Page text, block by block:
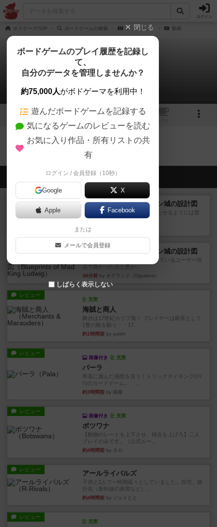
ログイン
ボドゲーマTOP ボードゲームの検索 メゾゾイック 動画
メゾゾイック
0件の動画
1
メゾゾイックのトップに戻る
会員の新しい投稿
戦略やコツ ノイシュヴァンシュタイン城の設計図
どうにも上手くあれもこれも満たせるようには置
けないので、入口の除去と入...
34分前
ノイシュヴァンシュタイン城の設計図
ボードゲームを1,000個以上持っているユーザー視
点で良かった点と悪か...
38分前 by オグランド（Oguland）
レビュー
充実
海賊と商人
舞台は17世紀カリブ海！ プレイヤーは船長として
1隻の船を駆り・・17...
約1時間前 by yuishi
レビュー
画像付き 充実
パーラ
率直に遊んだ感想を言う！トリックテイキング(ﾄﾘ
ﾃ)のカードゲーム。 ...
約3時間前 by 鳴屋
レビュー
画像付き 充実
ボツワナ
【動物のレートを上下させ、得点を上げろ】二人
プレイのみです。（公式ルー...
約4時間前 by ネロ
レビュー アールライバルズ
子供と2人で一時期延々としていました。自宅、旅
行先（新幹線の座席など）...
約4時間前 by ジェイとと
レビュー
充実
閉じる
ボードゲームのプレイ履歴を記録し
て、
自分のデータを管理しませんか？
約75,000人がボドゲーマを利用中！
遊んだボードゲームを記録する
気になるゲームのレビューを読む
お気に入り作品・所有リストの共
有
ログイン / 会員登録（10秒）
Google X
Apple Facebook
または
メールで会員登録
しばらく表示しない